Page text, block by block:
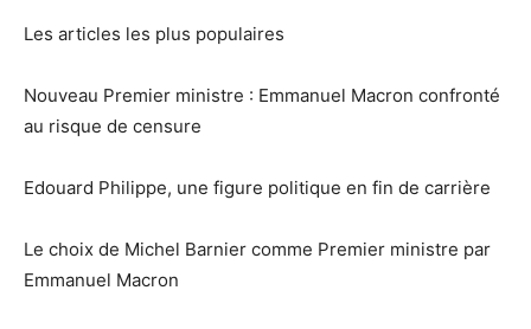
Les articles les plus populaires
Nouveau Premier ministre : Emmanuel Macron confronté
au risque de censure
Edouard Philippe, une figure politique en fin de carrière
Le choix de Michel Barnier comme Premier ministre par
Emmanuel Macron